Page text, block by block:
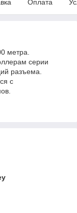
Оплата
метра.
серии
разъема.
с